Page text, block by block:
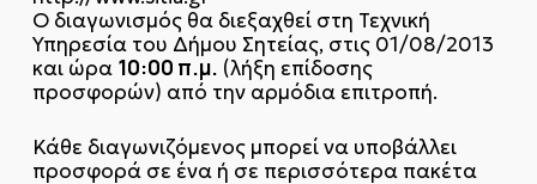
Ο διαγωνισμός θα διεξαχθεί στη Τεχνική
Υπηρεσία του Δήμου Σητείας, στις 01/08/2013
και ώρα 10:00 π.μ. (λήξη επίδοσης
προσφορών) από την αρμόδια επιτροπή.
Κάθε διαγωνιζόμενος μπορεί να υποβάλλει
προσφορά σε ένα ή σε περισσότερα πακέτα